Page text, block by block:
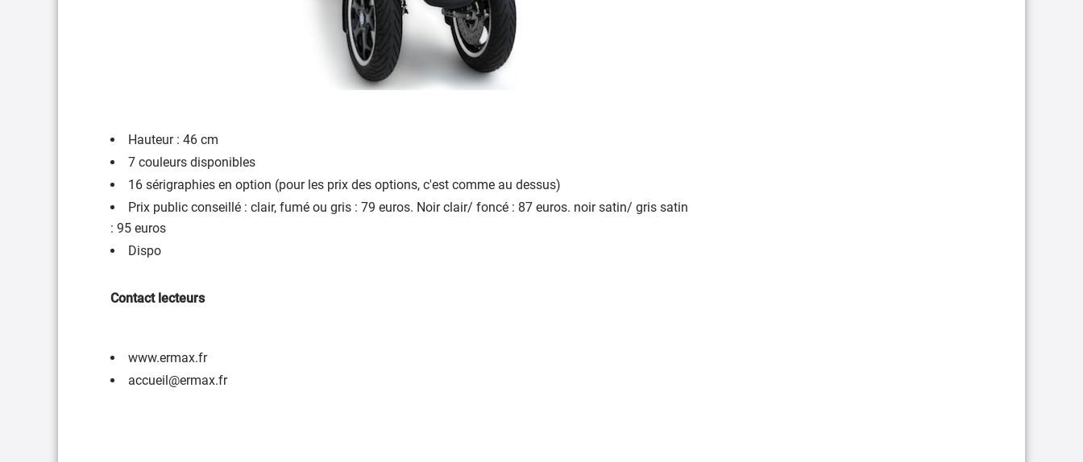
Hauteur : 46 cm
7 couleurs disponibles
16 sérigraphies en option (pour les prix des options, c'est comme au dessus)
Prix public conseillé : clair, fumé ou gris : 79 euros. Noir clair/ foncé : 87 euros. noir satin/ gris satin
: 95 euros
Dispo
Contact lecteurs
www.ermax.fr
accueil@ermax.fr